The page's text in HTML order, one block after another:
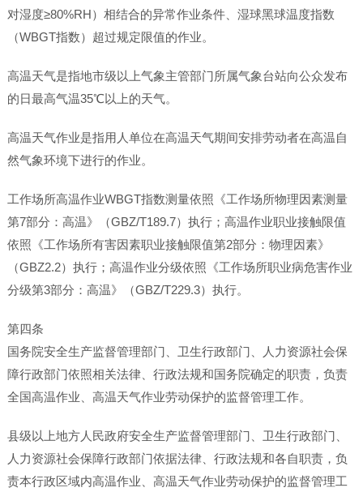
对湿度≥80%RH）相结合的异常作业条件、湿球黑球温度指数
（WBGT指数）超过规定限值的作业。
高温天气是指地市级以上气象主管部门所属气象台站向公众发布
的日最高气温35℃以上的天气。
高温天气作业是指用人单位在高温天气期间安排劳动者在高温自
然气象环境下进行的作业。
工作场所高温作业WBGT指数测量依照《工作场所物理因素测量
第7部分：高温》（GBZ/T189.7）执行；高温作业职业接触限值
依照《工作场所有害因素职业接触限值第2部分：物理因素》
（GBZ2.2）执行；高温作业分级依照《工作场所职业病危害作业
分级第3部分：高温》（GBZ/T229.3）执行。
第四条
国务院安全生产监督管理部门、卫生行政部门、人力资源社会保
障行政部门依照相关法律、行政法规和国务院确定的职责，负责
全国高温作业、高温天气作业劳动保护的监督管理工作。
县级以上地方人民政府安全生产监督管理部门、卫生行政部门、
人力资源社会保障行政部门依据法律、行政法规和各自职责，负
责本行政区域内高温作业、高温天气作业劳动保护的监督管理工